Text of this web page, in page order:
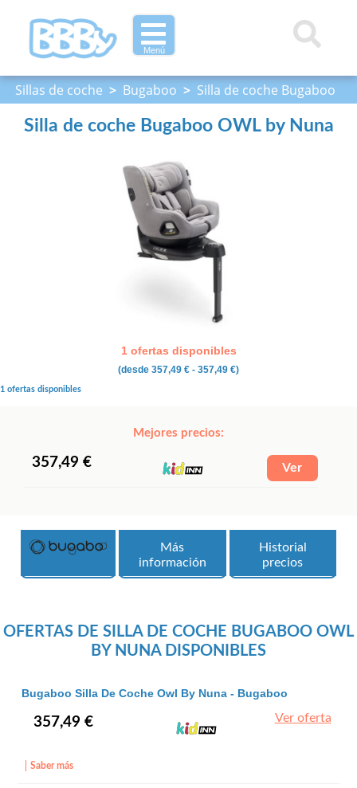
Menú
Sillas de coche > Bugaboo > Silla de coche Bugaboo
OWL by Nuna
Silla de coche Bugaboo OWL by Nuna
1 ofertas disponibles
(desde 357,49 € - 357,49 €)
1 ofertas disponibles
Mejores precios:
357,49 €
Más
información
Historial
precios
OFERTAS DE SILLA DE COCHE BUGABOO OWL
BY NUNA DISPONIBLES
Bugaboo Silla De Coche Owl By Nuna - Bugaboo
Saber más
357,49 € Ver oferta